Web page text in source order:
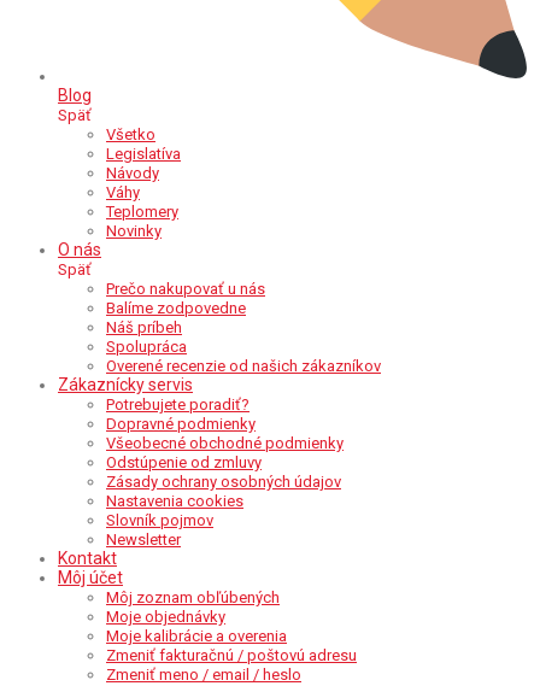
Blog
Späť
Všetko
Legislatíva
Návody
Váhy
Teplomery
Novinky
O nás
Späť
Prečo nakupovať u nás
Balíme zodpovedne
Náš príbeh
Spolupráca
Overené recenzie od našich zákazníkov
Zákaznícky servis
Potrebujete poradiť?
Dopravné podmienky
Všeobecné obchodné podmienky
Odstúpenie od zmluvy
Zásady ochrany osobných údajov
Nastavenia cookies
Slovník pojmov
Newsletter
Kontakt
Môj účet
Môj zoznam obľúbených
Moje objednávky
Moje kalibrácie a overenia
Zmeniť fakturačnú / poštovú adresu
Zmeniť meno / email / heslo